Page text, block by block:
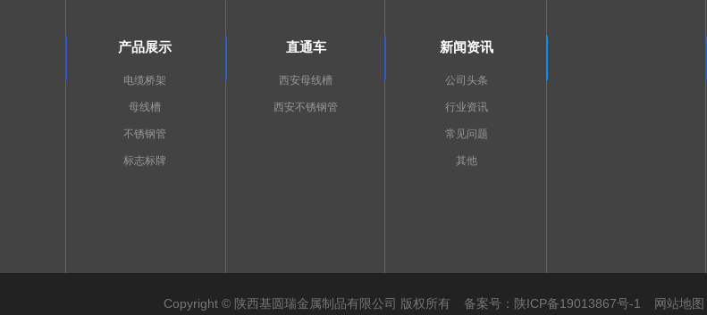
产品展示
电缆桥架
母线槽
不锈钢管
标志标牌
直通车
西安母线槽
西安不锈钢管
新闻资讯
公司头条
行业资讯
常见问题
其他
Copyright © 陕西基圆瑞金属制品有限公司 版权所有 备案号： 陕ICP备19013867号-1 网站地图